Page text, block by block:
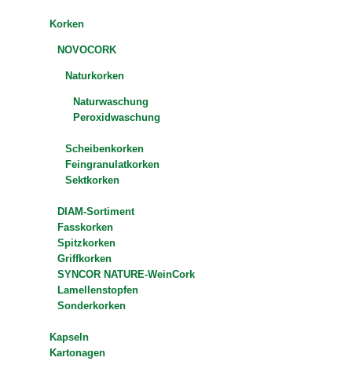
Korken
NOVOCORK
Naturkorken
Naturwaschung
Peroxidwaschung
Scheibenkorken
Feingranulatkorken
Sektkorken
DIAM-Sortiment
Fasskorken
Spitzkorken
Griffkorken
SYNCOR NATURE-WeinCork
Lamellenstopfen
Sonderkorken
Kapseln
Kartonagen